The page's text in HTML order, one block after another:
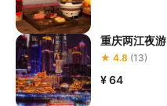
重庆两江夜游
★ 4.8 (13)
¥ 64